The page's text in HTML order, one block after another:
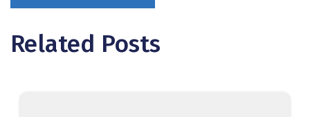
Related Posts